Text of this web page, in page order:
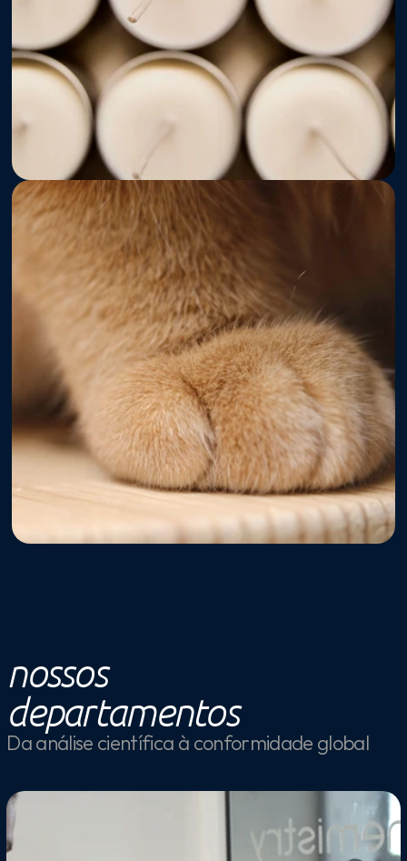
Cuidados Animais
Regulatório
nossos
departamentos
Da análise científica à conformidade global
Laboratório